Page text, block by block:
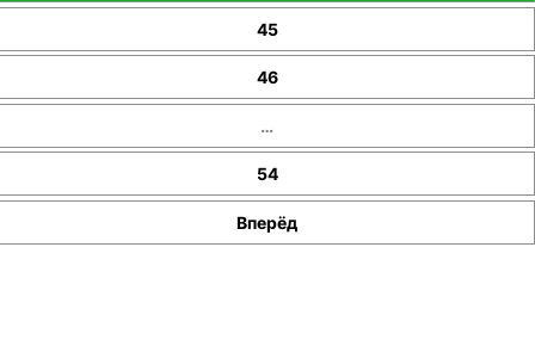
45
46
…
54
Вперёд